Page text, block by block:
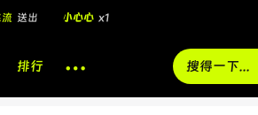
送出 小心心 x1
酷盖墨镜
出 小心心 x1
排行